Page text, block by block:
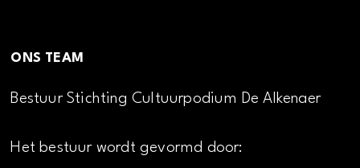
ONS TEAM
Bestuur Stichting Cultuurpodium De Alkenaer
Het bestuur wordt gevormd door: